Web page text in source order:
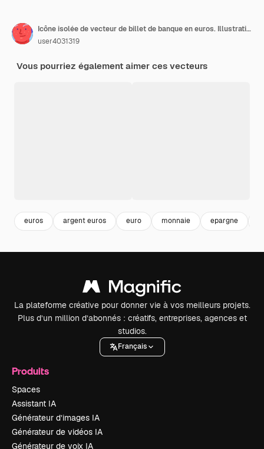
Icône isolée de vecteur de billet de banque en euros. Illustration d'emoji de billet de banque en euros. Vecteur de billets en euros isolé
user4031319
Vous pourriez également aimer ces vecteurs
euros argent euros euro monnaie epargne
La plateforme créative pour donner vie à vos meilleurs projets.
Plus d’un million d’abonnés : créatifs, entreprises, agences et
studios.
Français
Produits
Spaces
Assistant IA
Générateur d’images IA
Générateur de vidéos IA
Générateur de voix IA